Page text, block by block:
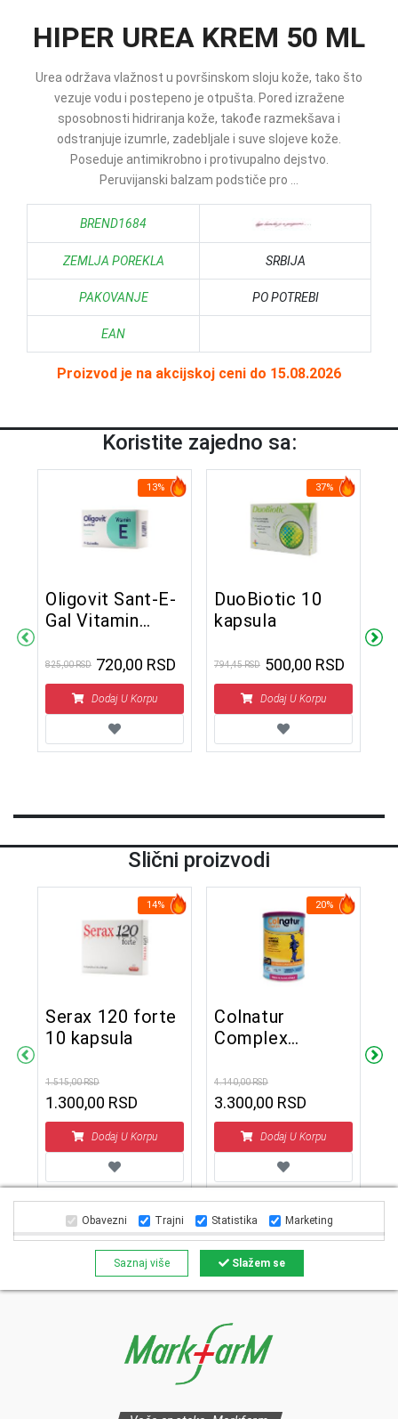
HIPER UREA KREM 50 ML
Urea održava vlažnost u površinskom sloju kože, tako što
vezuje vodu i postepeno je otpušta. Pored izražene
sposobnosti hidriranja kože, takođe razmekšava i
odstranjuje izumrle, zadebljale i suve slojeve kože.
Poseduje antimikrobno i protivupalno dejstvo.
Peruvijanski balzam podstiče pro ...
BREND1684
ZEMLJA POREKLA SRBIJA
PAKOVANJE PO POTREBI
EAN
Proizvod je na akcijskoj ceni do 15.08.2026
Koristite zajedno sa:
13%
Oligovit Sant-E-
Gal Vitamin
tableta za
žvakanje
825,00 RSD 720,00 RSD
Dodaj U Korpu
37%
DuoBiotic 10
kapsula
794,45 RSD 500,00 RSD
Dodaj U Korpu
Slični proizvodi
14%
Serax 120 forte
10 kapsula
1.515,00 RSD
1.300,00 RSD
Dodaj U Korpu
20%
Colnatur
Complex
345 grama
4.140,00 RSD
3.300,00 RSD
Dodaj U Korpu
Obavezni Trajni Statistika Marketing
Saznaj više Slažem se